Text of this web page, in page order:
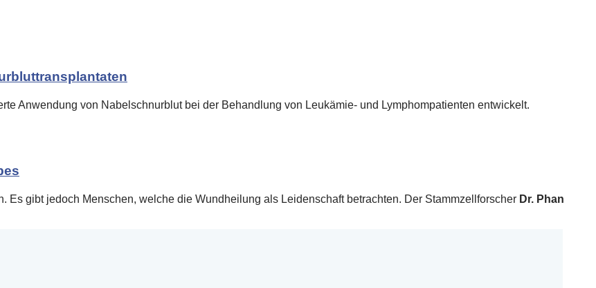
Anwendung von Nabelschnurblut bei der Behandlung von Leukämie- und Lymphompatienten entwickelt.
Es gibt jedoch Menschen, welche die Wundheilung als Leidenschaft betrachten. Der Stammzellforscher Dr. Phan